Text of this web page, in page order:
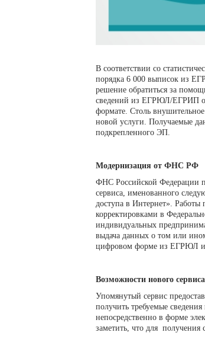
В соответствии со
порядка 6 000 выписок из
решение обратиться за
сведений из ЕГРЮЛ/ЕГРИП о
формате. Столь
новой услуги. Получаемые
подкрепленного ЭП.
Модернизация от ФНС РФ
ФНС Российской Федерации
сервиса, именованного
доступа в Интернет».
корректировками в
индивидуальных
выдача данных о том или
цифровом форме из ЕГРЮЛ и
Возможности нового сервиса
Упомянутый сервис
получить требуемые
непосредственно в форме
заметить, что для получения